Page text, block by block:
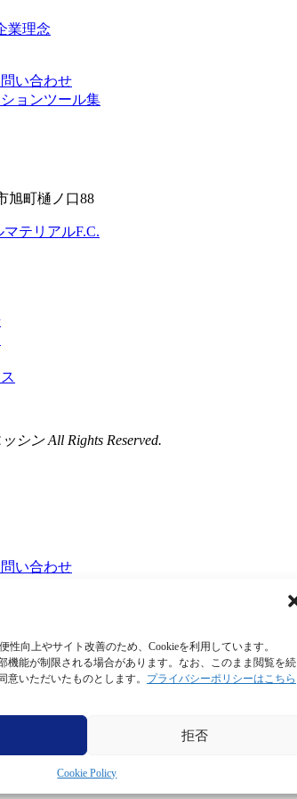
性向上やサイト改善のため、Cookieを利用しています。
機能が制限される場合があります。なお、このまま閲覧を続
意いただいたものとします。 プライバシーポリシーはこちら
拒否
Cookie Policy
業理念
い合わせ
ョンツール集
旭町樋ノ口88
テリアルF.C.
シン All Rights Reserved.
い合わせ
旭町樋ノ口88
シン All Rights Reserved.